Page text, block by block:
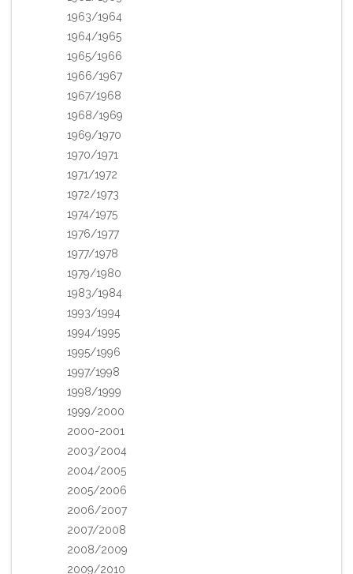
1963/1964
1964/1965
1965/1966
1966/1967
1967/1968
1968/1969
1969/1970
1970/1971
1971/1972
1972/1973
1974/1975
1976/1977
1977/1978
1979/1980
1983/1984
1993/1994
1994/1995
1995/1996
1997/1998
1998/1999
1999/2000
2000-2001
2003/2004
2004/2005
2005/2006
2006/2007
2007/2008
2008/2009
2009/2010